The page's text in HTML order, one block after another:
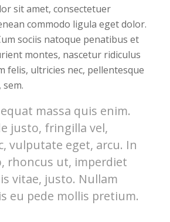
sit amet, consectetuer
commodo ligula eget dolor.
sociis natoque penatibus et
montes, nascetur ridiculus
felis, ultricies nec, pellentesque
massa quis enim.
justo, fringilla vel,
vulputate eget, arcu. In
rhoncus ut, imperdiet
vitae, justo. Nullam
eu pede mollis pretium.